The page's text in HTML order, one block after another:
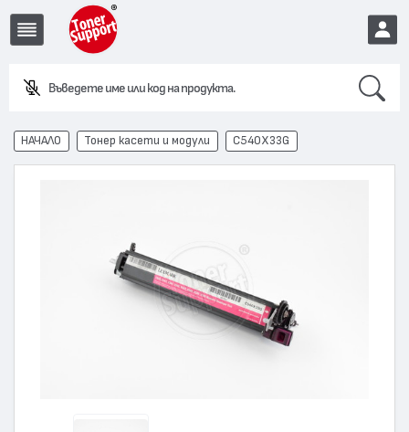
EUR
НАЧАЛО Тонер касети и модули C540X33G